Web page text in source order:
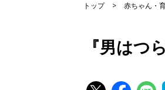
トップ 赤ちゃん・
『男は